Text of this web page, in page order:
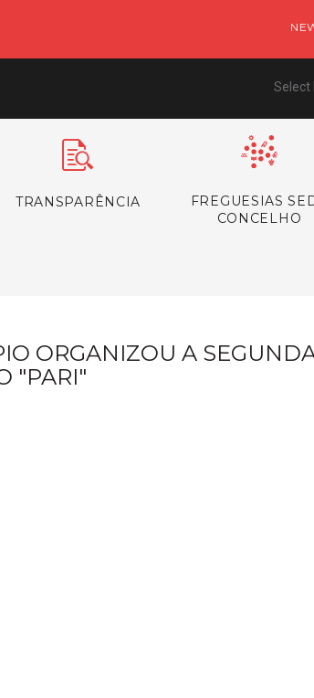
Select
TRANSPARÊNCIA
FREGUESIAS
CONCELHO
ORGANIZOU A
"PARI"